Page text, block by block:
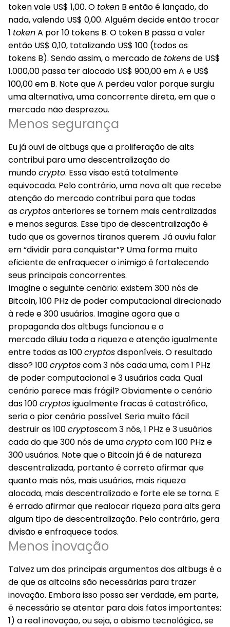
token vale US$ 1,00. O token B então é lançado, do
nada, valendo US$ 0,00. Alguém decide então trocar
1 tokenA por 10 tokens B. O token B passa a valer
então US$ 0,10, totalizando US$ 100 (todos os
tokens B). Sendo assim, o mercado de tokensde US$
1.000,00 passa ter alocado US$ 900,00 emA e US$
100,00 em B. Note queA perdeu valor porque surgiu
uma alternativa, uma concorrente direta, em que o
mercado não desprezou.
Menos segurança
Eu já ouvi de altbugs que a proliferação de alts
contribui para uma descentralização do
mundocrypto. Essa visão está totalmente
equivocada. Pelo contrário, uma nova alt que recebe
atenção do mercado contribui para que todas
ascryptosanteriores se tornem mais centralizadas
e menos seguras. Esse tipo de descentralização é
tudo que os governos tiranos querem. Já ouviu falar
em “dividir para conquistar”? Uma forma muito
eficiente de enfraquecer o inimigo é fortalecendo
seus principais concorrentes.
Imagine o seguinte cenário: existem 300 nós de
Bitcoin, 100 PHz de poder computacional direcionado
à rede e 300 usuários. Imagine agora que a
propaganda dos altbugs funcionou e o
mercado diluiu toda a riqueza e atenção igualmente
entre todas as 100cryptosdisponíveis. O resultado
disso? 100cryptoscom 3 nós cada uma, com 1 PHz
de poder computacional e 3 usuários cada. Qual
cenário parece mais frágil? Obviamente o cenário
das 100cryptosigualmente fracas é catastrófico,
seria o pior cenário possível. Seria muito fácil
destruir as 100cryptoscom 3 nós, 1 PHz e 3 usuários
cada do que 300 nós de umacryptocom 100 PHz e
300 usuários. Note que o Bitcoin já é de natureza
descentralizada, portanto é correto afirmar que
quanto mais nós, mais usuários, mais riqueza
alocada, mais descentralizado e forte ele se torna. E
é errado afirmar que realocar riqueza para alts gera
algum tipo de descentralização. Pelo contrário, gera
divisão e enfraquece todos.
Menos inovação
Talvez um dos principais argumentos dos altbugs é o
de que as altcoins são necessárias para trazer
inovação. Embora isso possa ser verdade, em parte,
é necessário se atentar para dois fatos importantes:
1) a real inovação, ou seja, o abismo tecnológico, se